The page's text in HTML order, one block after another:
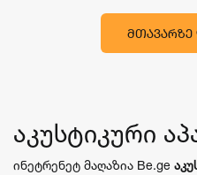
ᲛᲗᲐᲕᲐᲠᲖᲔ
აკუსტიკური
ინეტრენეტ მაღაზია Be.ge